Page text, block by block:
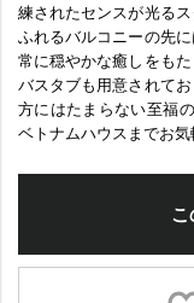
練されたセンスが光る
ふれるバルコニーの先
常に穏やかな癒しをも
バスタブも用意されて
方にはたまらない至福
ベトナムハウスまでお気
こ